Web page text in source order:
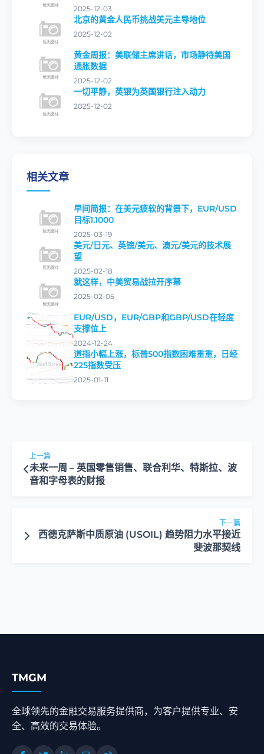
2025-12-03
北京的黄金人民币挑战美元主导地位
2025-12-02
黄金周报：美联储主席讲话，市场静待美国
通胀数据
2025-12-02
一切平静，英银为英国银行注入动力
2025-12-02
相关文章
早间简报：在美元疲软的背景下，EUR/USD
目标1.1000
2025-03-19
美元/日元、英镑/美元、澳元/美元的技术展
望
2025-02-18
就这样，中美贸易战拉开序幕
2025-02-05
EUR/USD，EUR/GBP和GBP/USD在轻度
支撑位上
2024-12-24
道指小幅上涨，标普500指数困难重重，日经
225指数受压
2025-01-11
上一篇
未来一周 – 英国零售销售、联合利华、特斯拉、波
音和字母表的财报
下一篇
西德克萨斯中质原油 (USOIL) 趋势阻力水平接近
斐波那契线
TMGM
全球领先的金融交易服务提供商，为客户提供专业、安
全、高效的交易体验。